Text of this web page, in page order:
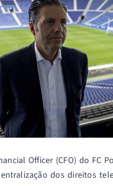
Officer (CFO) do FC
dos direitos